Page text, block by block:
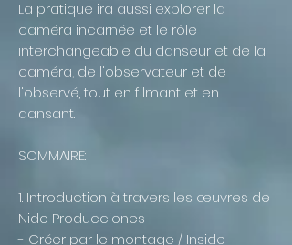
La pratique ira aussi explorer la
caméra incarnée et le rôle
interchangeable du danseur et de la
caméra, de l'observateur et de
l'observé, tout en filmant et en
dansant.
SOMMAIRE:
1. Introduction à travers les œuvres de
Nido Producciones
- Créer par le montage / Inside